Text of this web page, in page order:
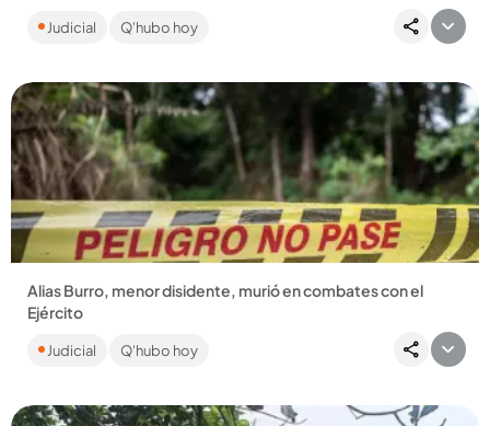
paramilitar....
Judicial Q'hubo hoy
Compartir Noticia
Alias Burro, menor disidente, murió en combates con el
Ejército
El adolescente de 17 años habría sido reclutado por el frente
36 de las disidencias de las Farc en Briceño, Norte de
Judicial Q'hubo hoy